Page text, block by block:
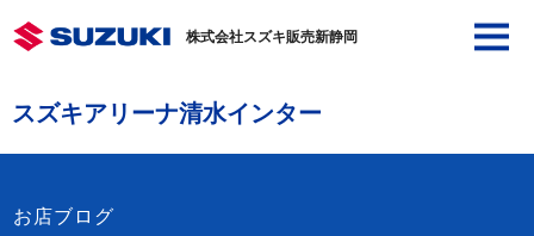
株式会社スズキ販売新静岡
スズキアリーナ清水インター
お店ブログ